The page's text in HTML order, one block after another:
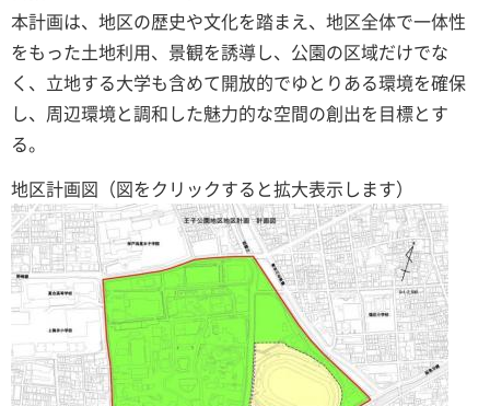
本計画は、地区の歴史や文化を踏まえ、地区全体で一体性
をもった土地利用、景観を誘導し、公園の区域だけでな
く、立地する大学も含めて開放的でゆとりある環境を確保
し、周辺環境と調和した魅力的な空間の創出を目標とす
る。
地区計画図（図をクリックすると拡大表示します）